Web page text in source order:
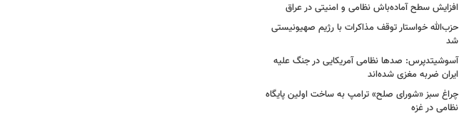
افزایش سطح آماده‌باش نظامی و امنیتی در عراق
حزب‌الله خواستار توقف مذاکرات با رژیم صهیونیستی
شد
آسوشیتدپرس: صدها نظامی آمریکایی در جنگ علیه
ایران ضربه مغزی شده‌اند
چراغ سبز «شورای صلح» ترامپ به ساخت اولین پایگاه
نظامی در غزه